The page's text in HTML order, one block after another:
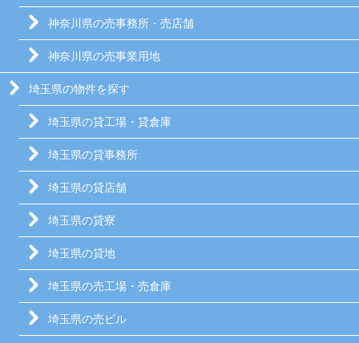
神奈川県の売事務所・売店舗
神奈川県の売事業用地
埼玉県の物件を探す
埼玉県の貸工場・貸倉庫
埼玉県の貸事務所
埼玉県の貸店舗
埼玉県の貸寮
埼玉県の貸地
埼玉県の売工場・売倉庫
埼玉県の売ビル